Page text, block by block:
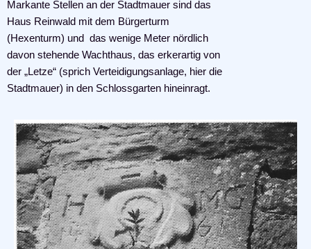
Markante Stellen an der Stadtmauer sind das
Haus Reinwald mit dem Bürgerturm
(Hexenturm) und das wenige Meter nördlich
davon stehende Wachthaus, das erkerartig von
der „Letze“ (sprich Verteidigungsanlage, hier die
Stadtmauer) in den Schlossgarten hineinragt.